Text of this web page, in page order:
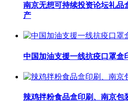
南京无想可持续投资论坛礼品
产
中国加油支援一线抗疫口罩盒
辣鸡拌粉食品盒印刷、南京包